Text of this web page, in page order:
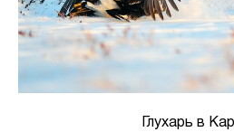
Глухарь в